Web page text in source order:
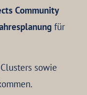
Community
für
sowie